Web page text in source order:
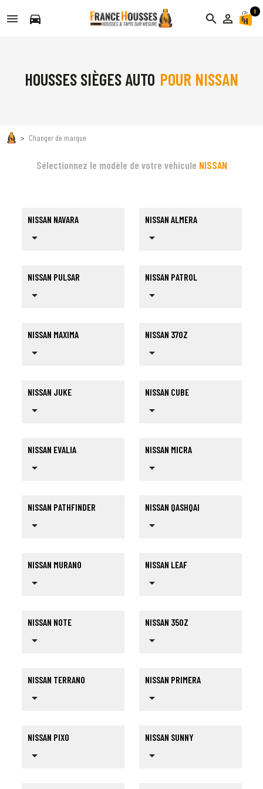
directions_car search person_outline
0
HOUSSES SIÈGES AUTO POUR NISSAN
Changer de marque
Sélectionnez le modèle de votre véhicule NISSAN
NISSAN NAVARA
arrow_drop_down
NISSAN ALMERA
arrow_drop_down
NISSAN PULSAR
arrow_drop_down
NISSAN PATROL
arrow_drop_down
NISSAN MAXIMA
arrow_drop_down
NISSAN 370Z
arrow_drop_down
NISSAN JUKE
arrow_drop_down
NISSAN CUBE
arrow_drop_down
NISSAN EVALIA
arrow_drop_down
NISSAN MICRA
arrow_drop_down
NISSAN PATHFINDER
arrow_drop_down
NISSAN QASHQAI
arrow_drop_down
NISSAN MURANO
arrow_drop_down
NISSAN LEAF
arrow_drop_down
NISSAN NOTE
arrow_drop_down
NISSAN 350Z
arrow_drop_down
NISSAN TERRANO
arrow_drop_down
NISSAN PRIMERA
arrow_drop_down
NISSAN PIXO
arrow_drop_down
NISSAN SUNNY
arrow_drop_down